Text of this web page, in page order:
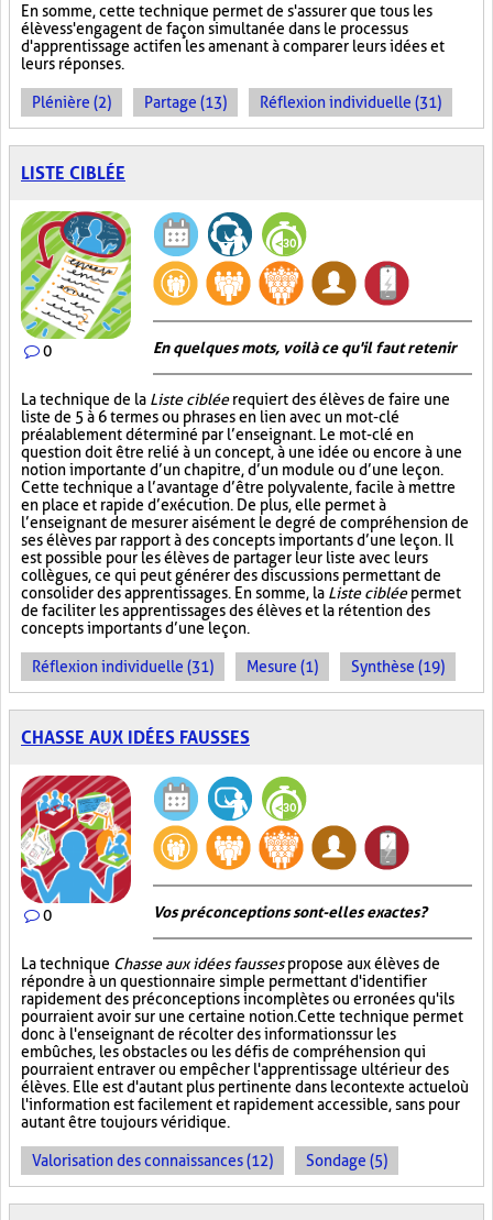
En somme, cette technique permet de s'assurer que tous les
élèves s'engagent de façon simultanée dans le processus
d'apprentissage actif en les amenant à comparer leurs idées et
leurs réponses.
Plénière (2) Partage (13) Réflexion individuelle (31)
LISTE CIBLÉE
0 En quelques mots, voilà ce qu'il faut retenir
La technique de la Liste cibléerequiert des élèves de faire une
liste de 5 à 6 termes ou phrases en lien avec un mot-clé
préalablement déterminé par l’enseignant. Le mot-clé en
question doit être relié à un concept, à une idée ou encore à une
notion importante d’un chapitre, d’un module ou d’une leçon.
Cette technique a l’avantage d’être polyvalente, facile à mettre
en place et rapide d’exécution. De plus, elle permet à
l’enseignant de mesurer aisément le degré de compréhension de
ses élèves par rapport à des concepts importants d’une leçon. Il
est possible pour les élèves de partager leur liste avec leurs
collègues, ce qui peut générer des discussions permettant de
consolider des apprentissages. En somme, la Liste cibléepermet
de faciliter les apprentissages des élèves et la rétention des
concepts importants d’une leçon.
Réflexion individuelle (31) Mesure (1) Synthèse (19)
CHASSE AUX IDÉES FAUSSES
0 Vos préconceptions sont-elles exactes ?
La technique Chasse aux idées faussespropose aux élèves de
répondre à un questionnaire simple permettant d'identifier
rapidement des préconceptions incomplètes ou erronées qu'ils
pourraient avoir sur une certaine notion. Cette technique permet
donc à l'enseignant de récolter des informations sur les
embûches, les obstacles ou les défis de compréhension qui
pourraient entraver ou empêcher l'apprentissage ultérieur des
élèves. Elle est d'autant plus pertinente dans le contexte actuel où
l'information est facilement et rapidement accessible, sans pour
autant être toujours véridique.
Valorisation des connaissances (12) Sondage (5)